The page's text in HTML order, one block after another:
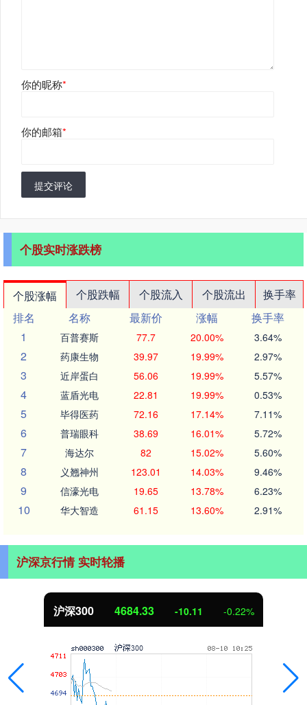
你的昵称*
你的邮箱*
提交评论
个股实时涨跌榜
个股涨幅 个股跌幅 个股流入 个股流出
换手率
排名
名称 最新价 涨幅
换手率
1
百普赛斯 77.7 20.00% 3.64%
2 药康生物 39.97 19.99% 2.97%
3 近岸蛋白 56.06 19.99% 5.57%
4 蓝盾光电 22.81 19.99% 0.53%
5 毕得医药 72.16 17.14% 7.11%
6 普瑞眼科 38.69 16.01% 5.72%
7 海达尔 82 15.02% 5.60%
8 义翘神州 123.01 14.03% 9.46%
9 信濠光电 19.65 13.78% 6.23%
10 华大智造 61.15 13.60% 2.91%
沪深京行情 实时轮播
沪深300 4684.33 -10.11 -0.22%